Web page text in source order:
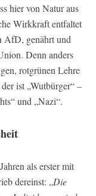
hier von Natur aus
Wirkkraft entfaltet
AfD, genährt und
Denn anders
rotgrünen Lehre
ist „Wutbürger“ –
und „Nazi“.
als erster mit
dereinst: „Die